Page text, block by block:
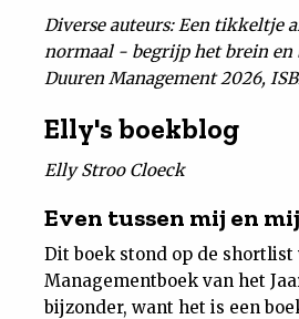
Diverse auteurs: Een tikkeltje
normaal - begrijp het brein en
Duuren Management 2026,
Elly's boekblog
Elly Stroo Cloeck
Even tussen mij en mij
Dit boek stond op de shortlist
Managementboek van het
bijzonder, want het is een